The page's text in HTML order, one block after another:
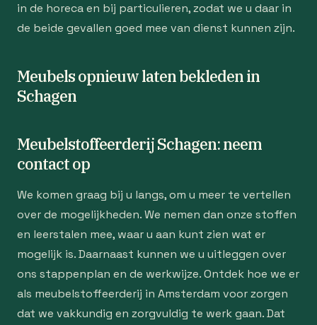
in de horeca en bij particulieren, zodat we u daar in
de beide gevallen goed mee van dienst kunnen zijn.
Meubels opnieuw laten bekleden in
Schagen
Meubelstoffeerderij Schagen: neem
contact op
We komen graag bij u langs, om u meer te vertellen
over de mogelijkheden. We nemen dan onze stoffen
en leerstalen mee, waar u aan kunt zien wat er
mogelijk is. Daarnaast kunnen we u uitleggen over
ons stappenplan en de werkwijze. Ontdek hoe we er
als meubelstoffeerderij in Amsterdam voor zorgen
dat we vakkundig en zorgvuldig te werk gaan. Dat